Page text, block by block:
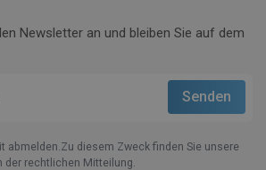
Newsletter an und bleiben Sie auf dem
abmelden.Zu diesem Zweck finden Sie unsere
rechtlichen Mitteilung.